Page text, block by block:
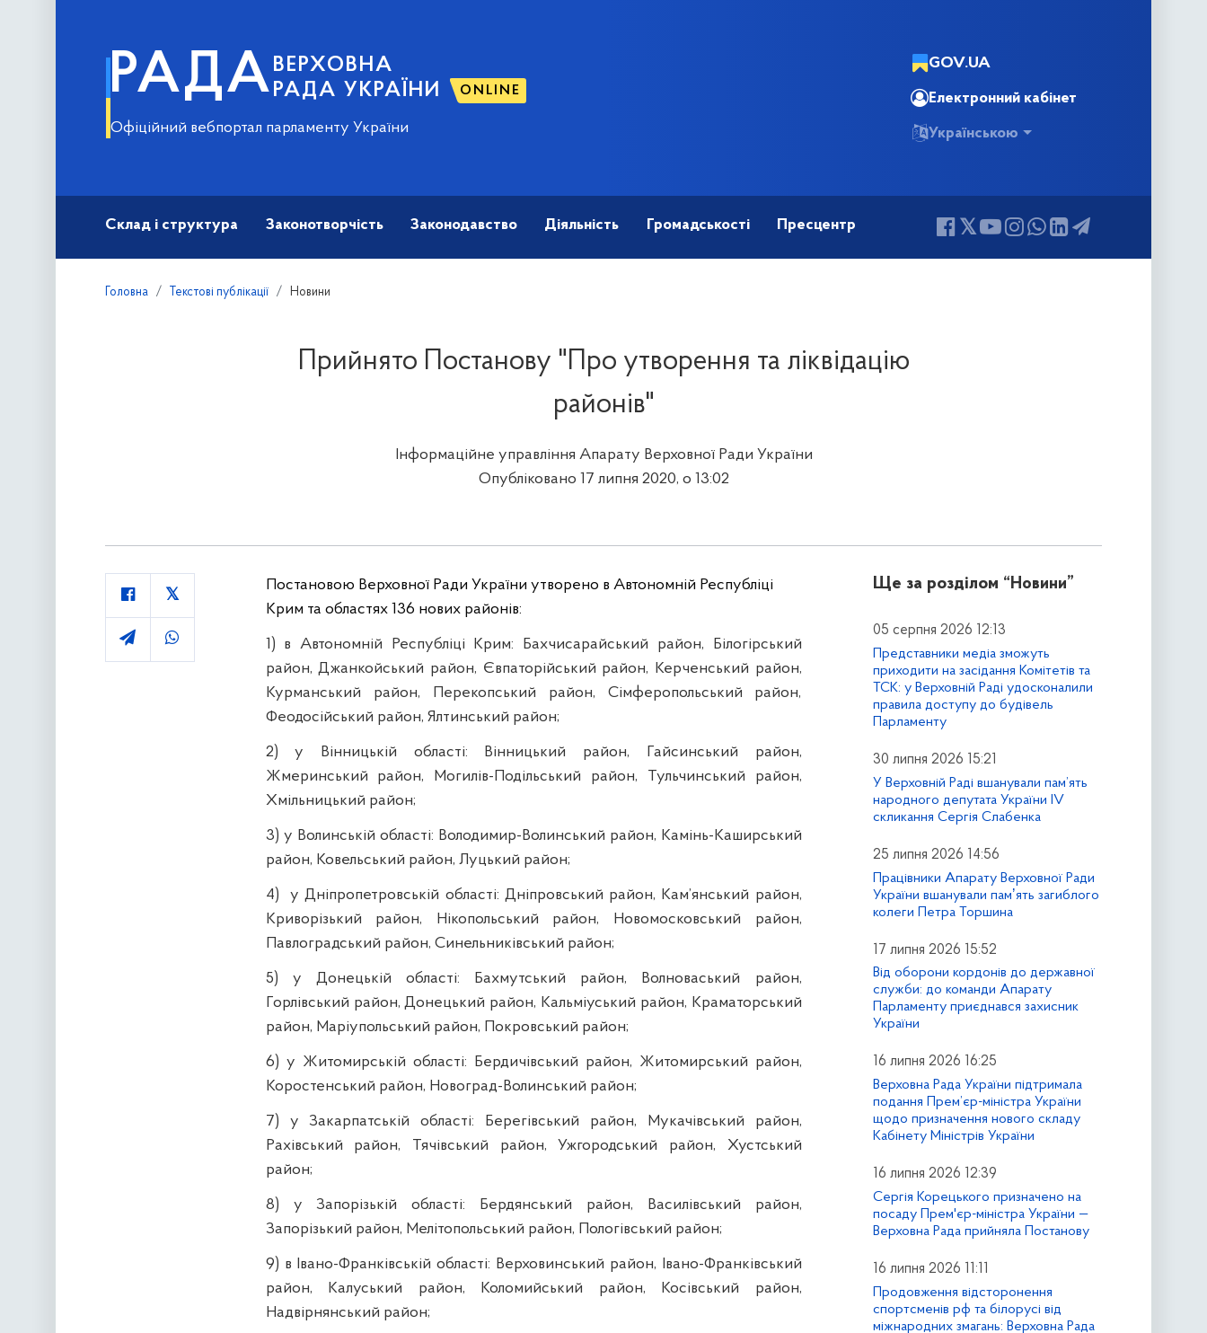
РАДА ВЕРХОВНА
РАДА УКРАЇНИ
ONLINE
Офіційний вебпортал парламенту України
GOV.UA
Електронний кабінет
Українською
Склад і структура Законотворчість Законодавство Діяльність Громадськості Пресцентр
Головна Текстові публікації Новини
Прийнято Постанову "Про утворення та ліквідацію
районів"
Інформаційне управління Апарату Верховної Ради України
Опубліковано 17 липня 2020, о 13:02
Постановою Верховної Ради України утворено в Автономній Республіці
Крим та областях 136 нових районів:
1) в Автономній Республіці Крим: Бахчисарайський район, Білогірський
район, Джанкойський район, Євпаторійський район, Керченський район,
Курманський район, Перекопський район, Сімферопольський район,
Феодосійський район, Ялтинський район;
2) у Вінницькій області: Вінницький район, Гайсинський район,
Жмеринський район, Могилів-Подільський район, Тульчинський район,
Хмільницький район;
3) у Волинській області: Володимир-Волинський район, Камінь-Каширський
район, Ковельський район, Луцький район;
4) у Дніпропетровській області: Дніпровський район, Кам’янський район,
Криворізький район, Нікопольський район, Новомосковський район,
Павлоградський район, Синельниківський район;
5) у Донецькій області: Бахмутський район, Волноваський район,
Горлівський район, Донецький район, Кальміуський район, Краматорський
район, Маріупольський район, Покровський район;
6) у Житомирській області: Бердичівський район, Житомирський район,
Коростенський район, Новоград-Волинський район;
7) у Закарпатській області: Берегівський район, Мукачівський район,
Рахівський район, Тячівський район, Ужгородський район, Хустський
район;
8) у Запорізькій області: Бердянський район, Василівський район,
Запорізький район, Мелітопольський район, Пологівський район;
9) в Івано-Франківській області: Верховинський район, Івано-Франківський
район, Калуський район, Коломийський район, Косівський район,
Надвірнянський район;
Ще за розділом “Новини”
05 серпня 2026 12:13
Представники медіа зможуть
приходити на засідання Комітетів та
ТСК: у Верховній Раді удосконалили
правила доступу до будівель
Парламенту
30 липня 2026 15:21
У Верховній Раді вшанували пам’ять
народного депутата України IV
скликання Сергія Слабенка
25 липня 2026 14:56
Працівники Апарату Верховної Ради
України вшанували памʼять загиблого
колеги Петра Торшина
17 липня 2026 15:52
Від оборони кордонів до державної
служби: до команди Апарату
Парламенту приєднався захисник
України
16 липня 2026 16:25
Верховна Рада України підтримала
подання Прем’єр-міністра України
щодо призначення нового складу
Кабінету Міністрів України
16 липня 2026 12:39
Сергія Корецького призначено на
посаду Прем'єр-міністра України —
Верховна Рада прийняла Постанову
16 липня 2026 11:11
Продовження відсторонення
спортсменів рф та білорусі від
міжнародних змагань: Верховна Рада